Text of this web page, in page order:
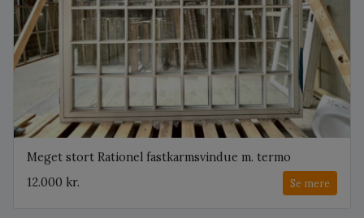
Meget stort Rationel fastkarmsvindue m. termo
12.000 kr.
Se mere